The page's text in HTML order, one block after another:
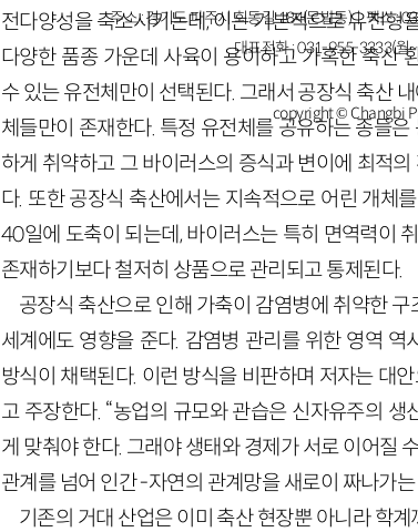
전다양성을 축소시키는데, 이는 기본적으로 유전
다양한 품종 가운데 사육이 용이하고 가혹한 축산
수 있는 유전체만이 선택된다. 그래서 공장식 축산
체들만이 존재한다. 특정 유전체를 공유하는 종들
하게 취약하고 그 바이러스의 증식과 변이에 최적
다. 또한 공장식 축산에서는 지속적으로 어린 개체
40일에 도축이 되는데, 바이러스는 특히 면역력이
존재하기보다 철저히 상품으로 관리되고 통제된다.
공장식 축산으로 인해 가축이 감염병에 취약한
세계에도 영향을 준다. 감염병 관리를 위한 영역
방식이 채택된다. 이런 방식을 비판하며 저자는 대
고 주장한다. “농업의 규모와 관습은 신자유주의
게 맞춰야 한다. 그래야 생태와 경제가 서로 이어질
관계를 넘어 인간 -자연의 관계망을 새로이 짜나가
기존의 거대 산업은 이미 축산 현장뿐 아니라 학
주소 : 경기도 파주시 회동길 184(문발동)ㅣ팩스 :
대표전화 : 031-955-3333(월
copyright © Changbi